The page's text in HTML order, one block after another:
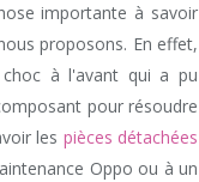
importante à savoir
proposons. En effet,
à l'avant qui a pu
pour résoudre
les pièces détachées
Oppo ou à un